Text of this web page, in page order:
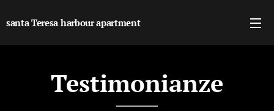
santa Teresa harbour apartment
Testimonianze